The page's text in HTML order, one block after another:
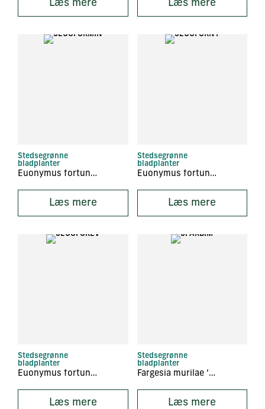
Læs mere Læs mere
Stedsegrønne
bladplanter
Euonymus fortunei ‘Minimus’
Læs mere
Stedsegrønne
bladplanter
Euonymus fortunei ‘Nyrans’
Læs mere
Stedsegrønne
bladplanter
Euonymus fortunei ‘Vegetus Eve’
Læs mere
Stedsegrønne
bladplanter
Fargesia murilae ‘Bimbo’
Læs mere